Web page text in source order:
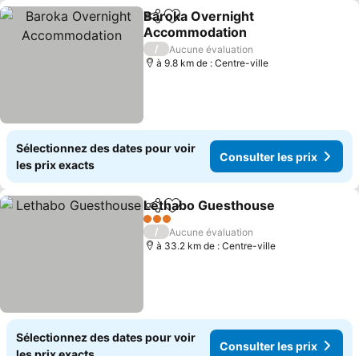
PartagerAjouter à mes favoris
Baroka Overnight
Accommodation
/
Aucune évaluation
à 9.8 km de : Centre-ville
Sélectionnez des dates pour voir
les prix exacts
Consulter les prix
PartagerAjouter à mes favoris
Lethabo Guesthouse
3 Étoiles
/
Aucune évaluation
à 33.2 km de : Centre-ville
Sélectionnez des dates pour voir
Consulter les prix